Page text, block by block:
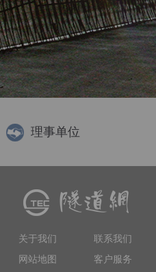
理事单位
关于我们
联系我们
网站地图
客户服务